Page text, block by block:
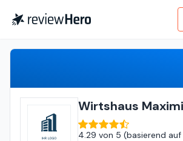
Wirtshaus
4.29 von 5 (basierend auf